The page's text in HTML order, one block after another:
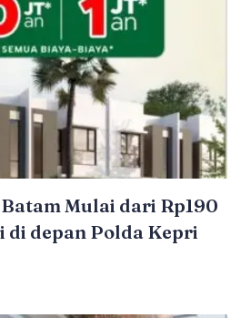
Mulai dari Rp190
di depan Polda Kepri